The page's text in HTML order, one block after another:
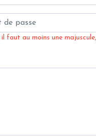
il faut au moins une